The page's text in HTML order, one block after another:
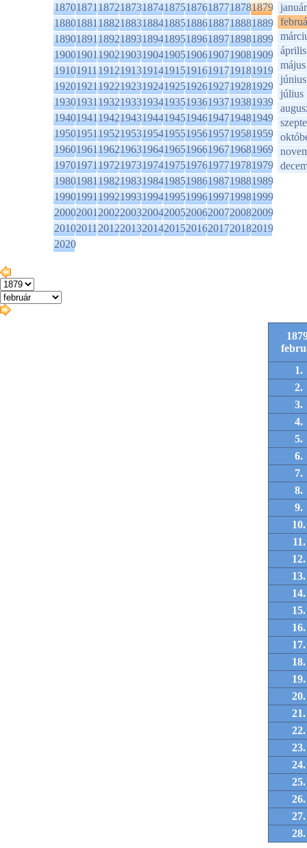
1870187118721873187418751876187718781879
1880188118821883188418851886188718881889
1890189118921893189418951896189718981899
1900190119021903190419051906190719081909
1910191119121913191419151916191719181919
1920192119221923192419251926192719281929
1930193119321933193419351936193719381939
1940194119421943194419451946194719481949
1950195119521953195419551956195719581959
1960196119621963196419651966196719681969
1970197119721973197419751976197719781979
1980198119821983198419851986198719881989
1990199119921993199419951996199719981999
2000200120022003200420052006200720082009
2010201120122013201420152016201720182019
2020
január
április
május
június
július
1.
2.
3.
4.
5.
6.
7.
8.
9.
10.
11.
12.
13.
14.
15.
16.
17.
18.
19.
20.
21.
22.
23.
24.
25.
26.
27.
28.